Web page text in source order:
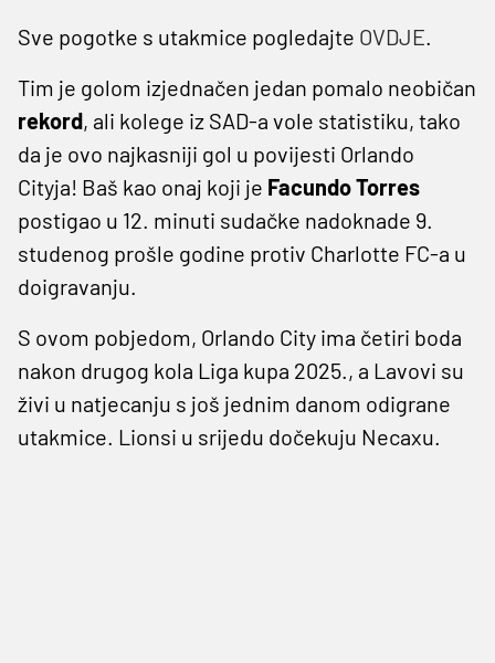
Sve pogotke s utakmice pogledajte OVDJE.
Tim je golom izjednačen jedan pomalo neobičan
rekord, ali kolege iz SAD-a vole statistiku, tako
da je ovo najkasniji gol u povijesti Orlando
Cityja! Baš kao onaj koji je Facundo Torres
postigao u 12. minuti sudačke nadoknade 9.
studenog prošle godine protiv Charlotte FC-a u
doigravanju.
S ovom pobjedom, Orlando City ima četiri boda
nakon drugog kola Liga kupa 2025., a Lavovi su
živi u natjecanju s još jednim danom odigrane
utakmice. Lionsi u srijedu dočekuju Necaxu.